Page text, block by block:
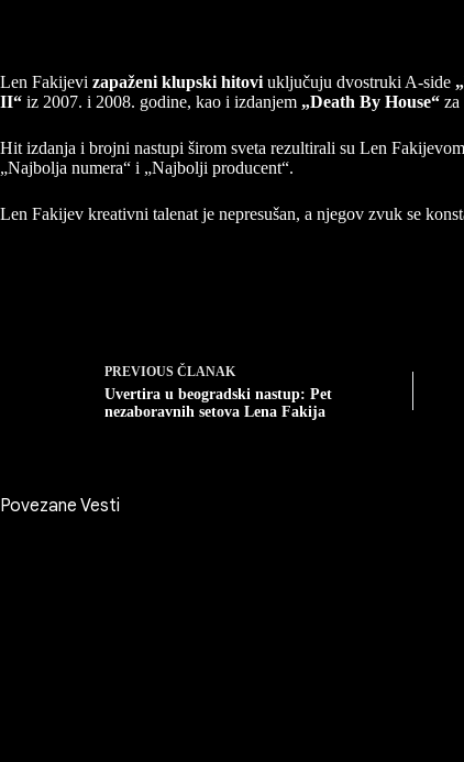
Len Fakijevi zapaženi klupski hitovi uključuju dvostruki A-side
II“ iz 2007. i 2008. godine, kao i izdanjem „Death By House“ za
Hit izdanja i brojni nastupi širom sveta rezultirali su Len
„Najbolja numera“ i „Najbolji producent“.
Len Fakijev kreativni talenat je nepresušan, a njegov zvuk se
PREVIOUS ČLANAK
Uvertira u beogradski nastup: Pet
nezaboravnih setova Lena Fakija
Povezane Vesti